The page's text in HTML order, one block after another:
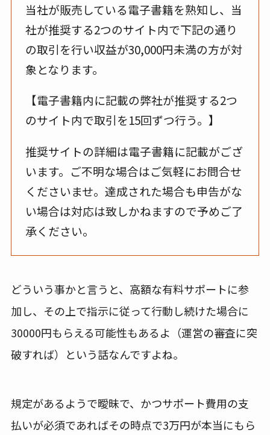
当社が販売している電子書籍を熟知し、当
社が推奨する2つのサイト内で下記の通り
の取引を行い収益が30,000円未満の方が対
象となります。
【電子書籍内に記載の弊社が推奨する2つ
のサイト内で取引を15回ずつ行う。】
推奨サイトの詳細は電子書籍に記載がござ
います。ご不明な場合はご気軽にお問合せ
くださいませ。達成された場合も申告がな
い場合は対応は致しかねますので予めご了
承ください。
どういう事かと言うと、高額な有料サポートに参
加し、その上で指示に従って行動し続けた場合に
30000円もらえる可能性もあるよ（運営の審査に突
破すれば）という話なんですよね。
規定があるようで曖昧で、かつサポート費用の支
払いが必須であればその時点で3万円が本当にもら